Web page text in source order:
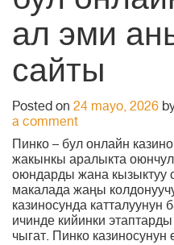
ал эми
сайты
Posted on 24 mayo, 2026
a comment
Пинко – бул онлайн
жакынкы аралыкта
оюндарды жана кызыктуу
макалада жаңы
казиносунда катталуунун
ичинде кийинки
чыгат. Пинко казиносунун